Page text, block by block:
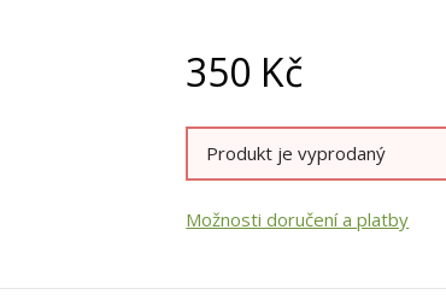
350 Kč
Produkt je vyprodaný
Možnosti doručení a platby